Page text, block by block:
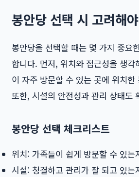
봉안당 선택 시 고려해
봉안당을 선택할 때는 몇 가지 중요
합니다. 먼저, 위치와 접근성을 생각
이 자주 방문할 수 있는 곳에 위치한
또한, 시설의 안전성과 관리 상태도
봉안당 선택 체크리스트
위치: 가족들이 쉽게 방문할 수 있는
시설: 청결하고 관리가 잘 되고 있는